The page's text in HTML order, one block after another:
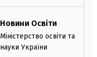
Новини Освіти
Міністерство освіти та
науки України